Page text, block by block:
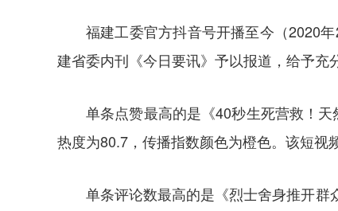
福建工委官方抖音号开播至今（2020
建省委内刊《今日要讯》予以报道，给予充
单条点赞最高的是《40秒生死营救！
热度为80.7，传播指数颜色为橙色。该短视频
单条评论数最高的是《烈士舍身推开